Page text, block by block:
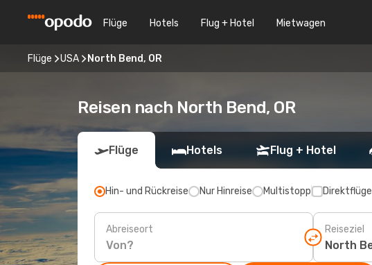
Flüge Hotels Flug + Hotel Mietwagen
Flüge USA North Bend, OR
Reisen nach North Bend, OR
Flüge Hotels Flug + Hotel
Hin- und Rückreise Nur Hinreise Multistopp Direktflüge
Abreiseort Reiseziel